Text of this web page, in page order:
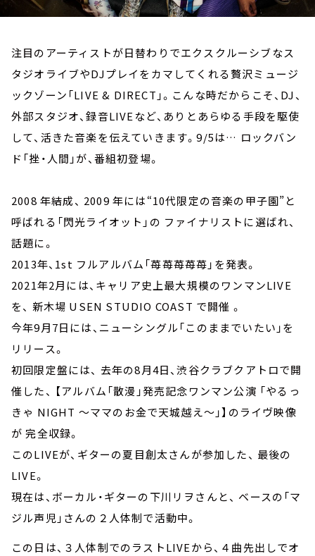
注目のアーティストが日替わりでエクスクルーシブなス
タジオライブやDJプレイをカマしてくれる贅沢ミュージ
ックゾーン「LIVE & DIRECT」。こんな時だからこそ、DJ、
外部スタジオ、録音LIVEなど、ありとあらゆる手段を駆使
して、活きた音楽を伝えていきます。9/5は… ロックバン
ド「挫・人間」が、番組初登場。
2008 年結成、 2009 年には“10代限定の音楽の甲子園”と
呼ばれる「閃光ライオット」の ファイナリストに選ばれ、
話題に。
2013年、1st フルアルバム「苺苺苺苺苺」を発表。
2021年2月には、キャリア史上最大規模のワンマンLIVE
を、 新木場 USEN STUDIO COAST で開催 。
今年9月7日には、ニューシングル「このままでいたい」を
リリース。
初回限定盤には、 去年の8月4日、渋谷クラブクアトロで開
催した、 【アルバム「散漫」発売記念ワンマン公演 「やるっ
きゃ NIGHT ～ママのお金で天城越え～」】のライヴ映像
が 完全収録。
このLIVEが、ギターの夏目創太さんが参加した、 最後の
LIVE。
現在は、ボーカル・ギターの下川リヲさんと、 ベースの「マ
ジル声児」さんの２人体制で活動中。
この日は、３人体制でのラストLIVEから、４曲先出しでオ